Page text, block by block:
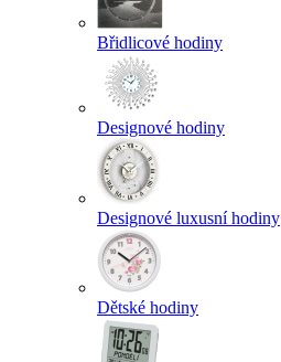
Břidlicové hodiny
Designové hodiny
Designové luxusní hodiny
Dětské hodiny